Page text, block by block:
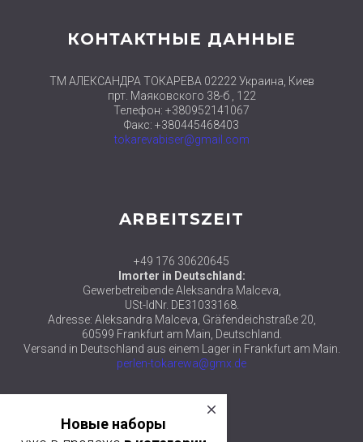
КОНТАКТНЫЕ ДАННЫЕ
ТМ АЛЕКСАНДРА ТОКАРЕВА 02222 Украина, Киев
прт. Маяковского 38-б , 122
Телефон: +380952141067
Факс: +380445468403
tokarevabiser@gmail.com
ARBEITSZEIT
+49 176 30620645
Imorter in Deutschland:
Gewerbetreibende Aleksandra Malceva,
USt-IdNr. DE31033168.
Adresse: Aleksandra Malceva, Gräfendeichstraße 20,
60599 Frankfurt am Main, Deutschland.
Versand in Deutschland aus einem Lager in Frankfurt am Main.
perlen-tokarewa@gmx.de
уже в продажев категории
close